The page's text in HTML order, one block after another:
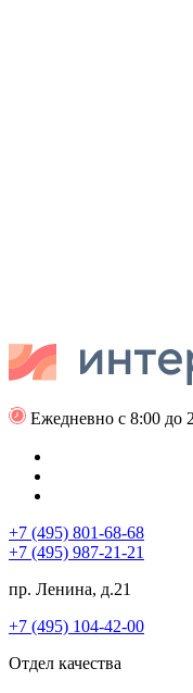
Ежедневно с 8:00 до
+7 (495) 801-68-68
+7 (495) 987-21-21
пр. Ленина, д.21
+7 (495) 104-42-00
Отдел качества